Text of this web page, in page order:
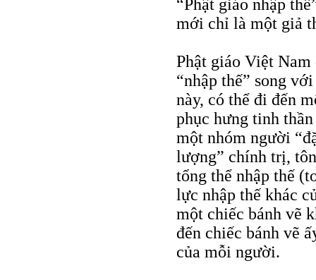
“Phật giáo nhập
mới chỉ là một giả
Phật giáo Việt
“nhập thế” song
này, có thể đi đến
phục hưng tinh
một nhóm người
lượng” chính trị,
tổng thể nhập thế
lực nhập thế khác
một chiếc bánh vẽ
đến chiếc bánh vẽ
của mỗi người.